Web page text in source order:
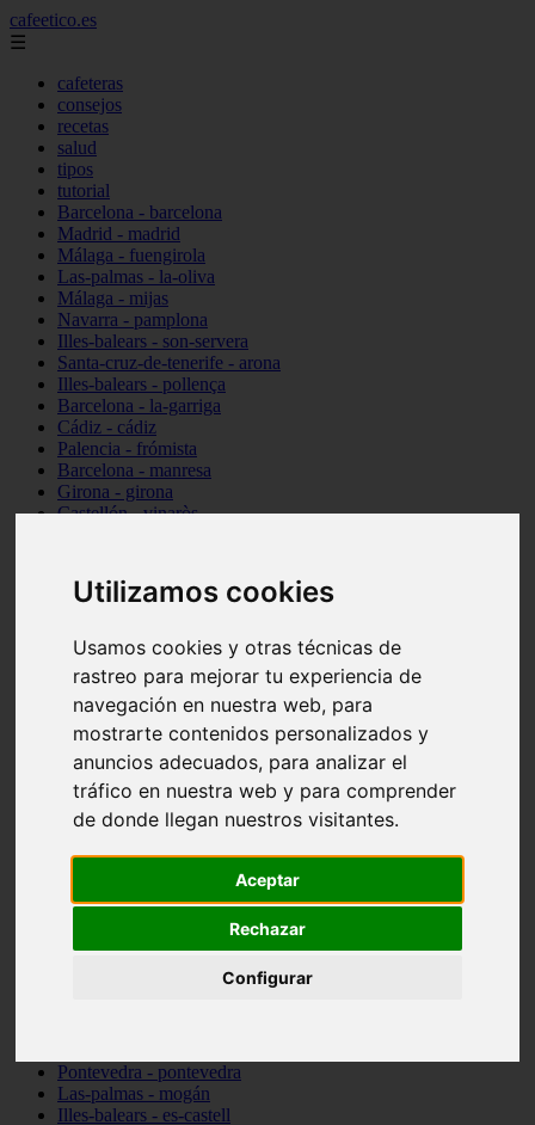
Utilizamos cookies
Usamos cookies y otras técnicas de
rastreo para mejorar tu experiencia de
navegación en nuestra web, para
mostrarte contenidos personalizados y
anuncios adecuados, para analizar el
tráfico en nuestra web y para comprender
de donde llegan nuestros visitantes.
Aceptar
Rechazar
Configurar
cafeetico.es
☰
cafeteras
consejos
recetas
salud
tipos
tutorial
Barcelona - barcelona
Madrid - madrid
Málaga - fuengirola
Las-palmas - la-oliva
Málaga - mijas
Navarra - pamplona
Illes-balears - son-servera
Santa-cruz-de-tenerife - arona
Illes-balears - pollença
Barcelona - la-garriga
Cádiz - cádiz
Palencia - frómista
Barcelona - manresa
Girona - girona
Castellón - vinaròs
Málaga - nerja
Girona - blanes
Málaga - marbella
Asturias - gijón
Girona - figueres
Alicante - santa-pola
Almería - roquetas-de-mar
Girona - tossa-de-mar
Barcelona - sant-cugat-del-vallès
Alicante - l39alfàs-del-pi
Barcelona - vilanova-i-la-geltrú
Castellón - peñíscola
Illes-balears - sant-josep-de-sa-talaia
Pontevedra - pontevedra
Las-palmas - mogán
Illes-balears - es-castell